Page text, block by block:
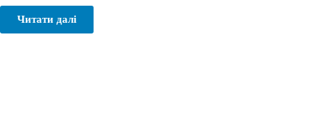
Читати далі